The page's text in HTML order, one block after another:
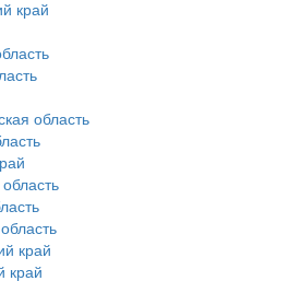
край
область
край
край